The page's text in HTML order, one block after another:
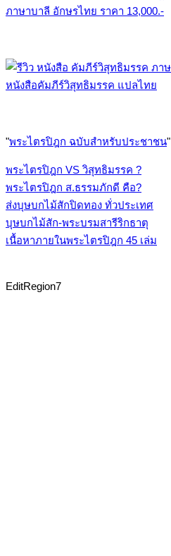
ภาษาบาลี อักษรไทย ราคา 13,000.-
หนังสือคัมภีร์วิสุทธิมรรค แปลไทย
"พระไตรปิฎก ฉบับสำหรับประชาชน"
พระไตรปิฎก VS วิสุทธิมรรค ?
พระไตรปิฎก ส.ธรรมภักดี คือ?
ส่งบุษบกไม้สักปิดทอง ทั่วประเทศ
บุษบกไม้สัก-พระบรมสารีริกธาตุ
เนื้อหาภายในพระไตรปิฎก 45 เล่ม
EditRegion7